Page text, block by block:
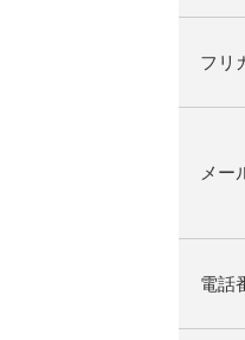
フリ
メー
電話